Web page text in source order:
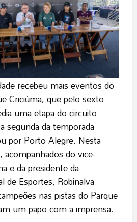
recebeu mais eventos do
Criciúma, que pelo sexto
uma etapa do circuito
segunda da temporada
por Porto Alegre. Nesta
do vice-
e da presidente da
de Esportes, Robinalva
nas pistas do Parque
um papo com a imprensa.